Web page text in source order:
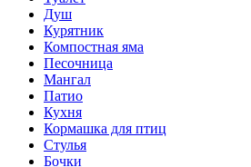
Душ
Курятник
Компостная яма
Песочница
Мангал
Патио
Кухня
Кормашка для птиц
Стулья
Бочки